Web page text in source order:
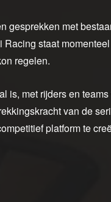
gesprekken met
staat
regelen.
is, met rijders en
van de
platform te